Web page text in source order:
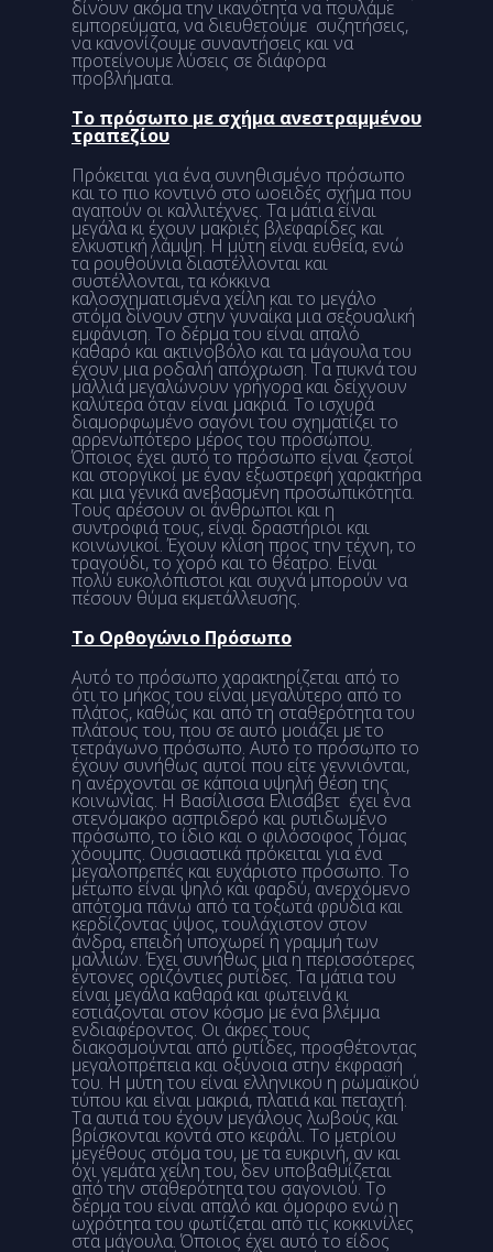
δίνουν ακόμα την ικανότητα να πουλάμε
εμπορεύματα, να διευθετούμε συζητήσεις,
να κανονίζουμε συναντήσεις και να
προτείνουμε λύσεις σε διάφορα
προβλήματα.
Το πρόσωπο με σχήμα ανεστραμμένου
τραπεζίου
Πρόκειται για ένα συνηθισμένο πρόσωπο
και το πιο κοντινό στο ωοειδές σχήμα που
αγαπούν οι καλλιτέχνες. Τα μάτια είναι
μεγάλα κι έχουν μακριές βλεφαρίδες και
ελκυστική λάμψη. Η μύτη είναι ευθεία, ενώ
τα ρουθούνια διαστέλλονται και
συστέλλονται, τα κόκκινα
καλοσχηματισμένα χείλη και το μεγάλο
στόμα δίνουν στην γυναίκα μια σεξουαλική
εμφάνιση. Το δέρμα του είναι απαλό
καθαρό και ακτινοβόλο και τα μάγουλα του
έχουν μια ροδαλή απόχρωση. Τα πυκνά του
μαλλιά μεγαλώνουν γρήγορα και δείχνουν
καλύτερα όταν είναι μακριά. Το ισχυρά
διαμορφωμένο σαγόνι του σχηματίζει το
αρρενωπότερο μέρος του προσώπου.
Όποιος έχει αυτό το πρόσωπο είναι ζεστοί
και στοργικοί με έναν εξωστρεφή χαρακτήρα
και μια γενικά ανεβασμένη προσωπικότητα.
Τους αρέσουν οι άνθρωποι και η
συντροφιά τους, είναι δραστήριοι και
κοινωνικοί. Έχουν κλίση προς την τέχνη, το
τραγούδι, το χορό και το θέατρο. Είναι
πολύ ευκολόπιστοι και συχνά μπορούν να
πέσουν θύμα εκμετάλλευσης.
Το Ορθογώνιο Πρόσωπο
Αυτό το πρόσωπο χαρακτηρίζεται από το
ότι το μήκος του είναι μεγαλύτερο από το
πλάτος, καθώς και από τη σταθερότητα του
πλάτους του, που σε αυτό μοιάζει με το
τετράγωνο πρόσωπο. Αυτό το πρόσωπο το
έχουν συνήθως αυτοί που είτε γεννιόνται,
η ανέρχονται σε κάποια υψηλή θέση της
κοινωνίας. Η Βασίλισσα Ελισάβετ έχει ένα
στενόμακρο ασπριδερό και ρυτιδωμένο
πρόσωπο, το ίδιο και ο φιλόσοφος Τόμας
χόουμπς. Ουσιαστικά πρόκειται για ένα
μεγαλοπρεπές και ευχάριστο πρόσωπο. Το
μέτωπο είναι ψηλό και φαρδύ, ανερχόμενο
απότομα πάνω από τα τοξωτά φρύδια και
κερδίζοντας ύψος, τουλάχιστον στον
άνδρα, επειδή υποχωρεί η γραμμή των
μαλλιών. Έχει συνήθως μια η περισσότερες
έντονες οριζόντιες ρυτίδες. Τα μάτια του
είναι μεγάλα καθαρά και φωτεινά κι
εστιάζονται στον κόσμο με ένα βλέμμα
ενδιαφέροντος. Οι άκρες τους
διακοσμούνται από ρυτίδες, προσθέτοντας
μεγαλοπρέπεια και οξύνοια στην έκφρασή
του. Η μύτη του είναι ελληνικού η ρωμαϊκού
τύπου και είναι μακριά, πλατιά και πεταχτή.
Τα αυτιά του έχουν μεγάλους λωβούς και
βρίσκονται κοντά στο κεφάλι. Το μετρίου
μεγέθους στόμα του, με τα ευκρινή, αν και
όχι γεμάτα χείλη του, δεν υποβαθμίζεται
από την σταθερότητα του σαγονιού. Το
δέρμα του είναι απαλό και όμορφο ενώ η
ωχρότητα του φωτίζεται από τις κοκκινίλες
στα μάγουλα. Όποιος έχει αυτό το είδος